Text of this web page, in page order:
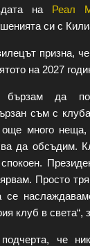
на Реал
си с
призна,
на 2027
да
съм с
много
да обсъдим.
Просто
се
клуб в
че